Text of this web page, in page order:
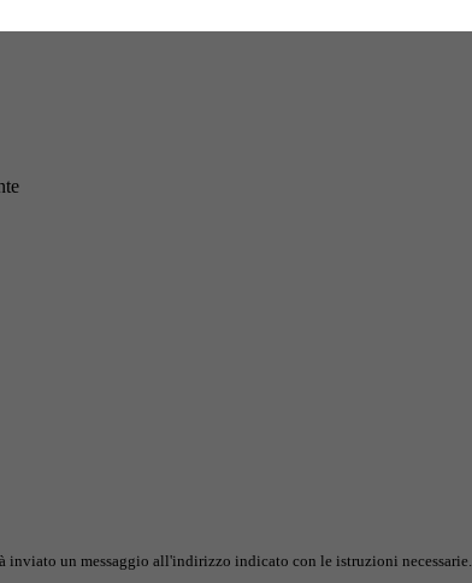
inviato un messaggio all'indirizzo indicato con le istruzioni necessarie.